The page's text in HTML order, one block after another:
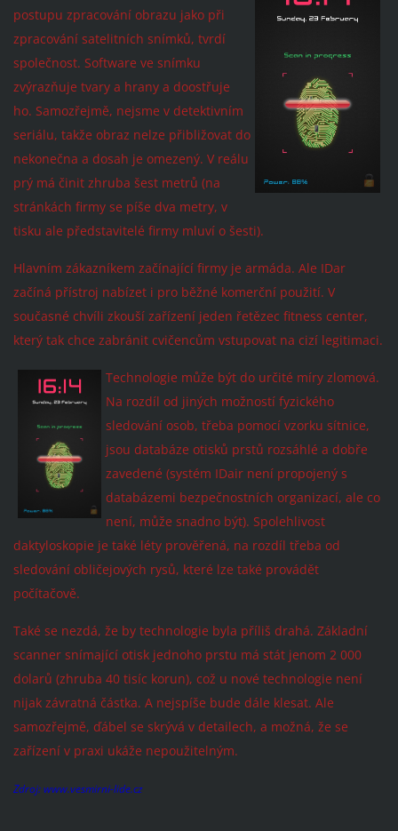
postupu zpracování obrazu jako při
zpracování satelitních snímků, tvrdí
společnost. Software ve snímku
zvýrazňuje tvary a hrany a doostřuje
ho. Samozřejmě, nejsme v detektivním
seriálu, takže obraz nelze přibližovat do
nekonečna a dosah je omezený. V reálu
prý má činit zhruba šest metrů (na
stránkách firmy se píše dva metry, v
tisku ale představitelé firmy mluví o šesti).
Hlavním zákazníkem začínající firmy je armáda. Ale IDar
začíná přístroj nabízet i pro běžné komerční použití. V
současné chvíli zkouší zařízení jeden řetězec fitness center,
který tak chce zabránit cvičencům vstupovat na cizí legitimaci.
Technologie může být do určité míry zlomová.
Na rozdíl od jiných možností fyzického
sledování osob, třeba pomocí vzorku sítnice,
jsou databáze otisků prstů rozsáhlé a dobře
zavedené (systém IDair není propojený s
databázemi bezpečnostních organizací, ale co
není, může snadno být). Spolehlivost
daktyloskopie je také léty prověřená, na rozdíl třeba od
sledování obličejových rysů, které lze také provádět
počítačově.
Také se nezdá, že by technologie byla příliš drahá. Základní
scanner snímající otisk jednoho prstu má stát jenom 2 000
dolarů (zhruba 40 tisíc korun), což u nové technologie není
nijak závratná částka. A nejspíše bude dále klesat. Ale
samozřejmě, ďábel se skrývá v detailech, a možná, že se
zařízení v praxi ukáže nepoužitelným.
Zdroj: www.vesmirni-lide.cz